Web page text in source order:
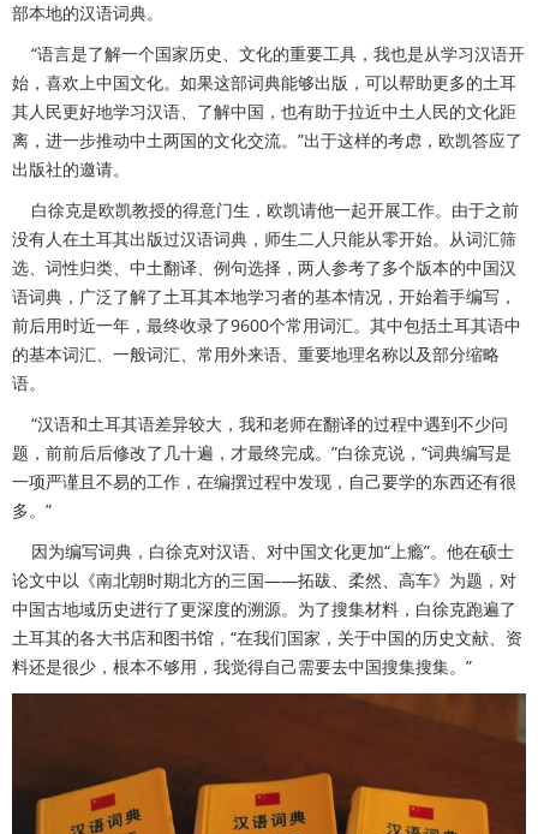
部本地的汉语词典。
“语言是了解一个国家历史、文化的重要工具，我也是从学习汉语开
始，喜欢上中国文化。如果这部词典能够出版，可以帮助更多的土耳
其人民更好地学习汉语、了解中国，也有助于拉近中土人民的文化距
离，进一步推动中土两国的文化交流。”出于这样的考虑，欧凯答应了
出版社的邀请。
白徐克是欧凯教授的得意门生，欧凯请他一起开展工作。由于之前
没有人在土耳其出版过汉语词典，师生二人只能从零开始。从词汇筛
选、词性归类、中土翻译、例句选择，两人参考了多个版本的中国汉
语词典，广泛了解了土耳其本地学习者的基本情况，开始着手编写，
前后用时近一年，最终收录了9600个常用词汇。其中包括土耳其语中
的基本词汇、一般词汇、常用外来语、重要地理名称以及部分缩略
语。
“汉语和土耳其语差异较大，我和老师在翻译的过程中遇到不少问
题，前前后后修改了几十遍，才最终完成。”白徐克说，“词典编写是
一项严谨且不易的工作，在编撰过程中发现，自己要学的东西还有很
多。”
因为编写词典，白徐克对汉语、对中国文化更加“上瘾”。他在硕士
论文中以《南北朝时期北方的三国——拓跋、柔然、高车》为题，对
中国古地域历史进行了更深度的溯源。为了搜集材料，白徐克跑遍了
土耳其的各大书店和图书馆，“在我们国家，关于中国的历史文献、资
料还是很少，根本不够用，我觉得自己需要去中国搜集搜集。”